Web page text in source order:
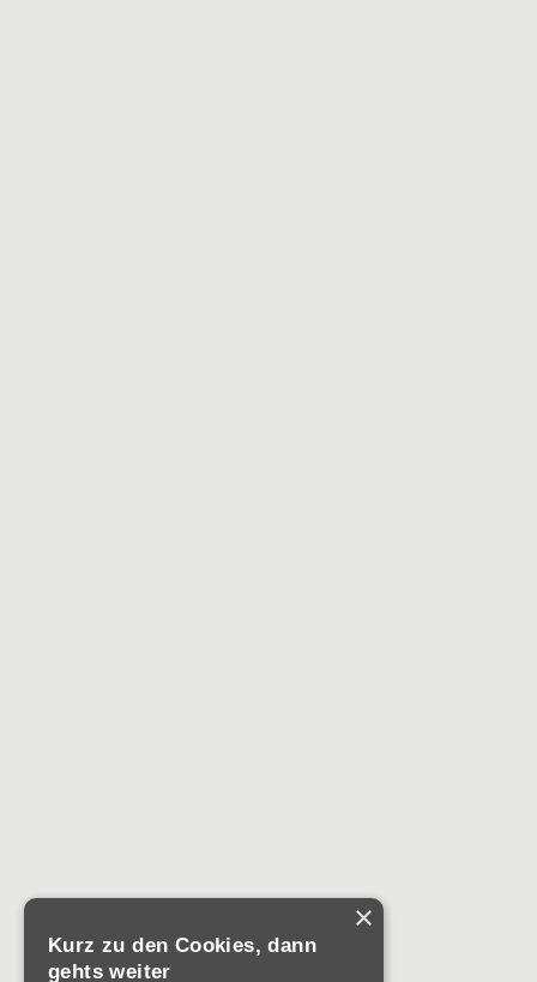
×
Kurz zu den Cookies, dann
gehts weiter